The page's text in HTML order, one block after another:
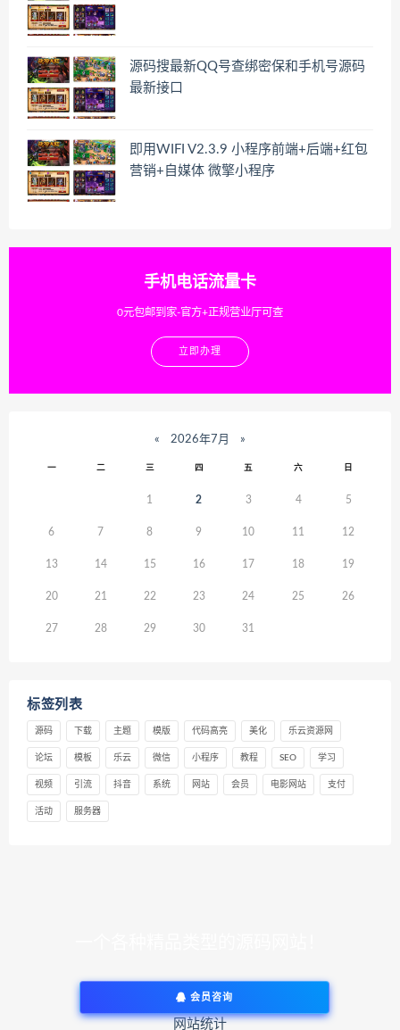
源码搜最新QQ号查绑密保和手机号源码
最新接口
即用WIFI V2.3.9 小程序前端+后端+红包
营销+自媒体 微擎小程序
手机电话流量卡
0元包邮到家-官方+正规营业厅可查
立即办理
« 2026年7月 »
一 二 三 四 五 六 日
1 2 3 4 5
6 7 8 9 10 11 12
13 14 15 16 17 18 19
20 21 22 23 24 25 26
27 28 29 30 31
标签列表
源码 下载 主题 模版 代码高亮 美化 乐云资源网
论坛 模板 乐云 微信 小程序 教程 SEO 学习
视频 引流 抖音 系统 网站 会员 电影网站 支付
活动 服务器
会员咨询
网站统计